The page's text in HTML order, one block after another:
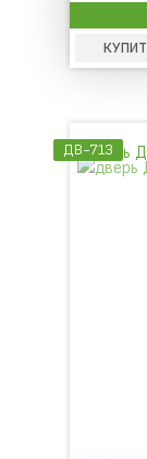
ДВ-713